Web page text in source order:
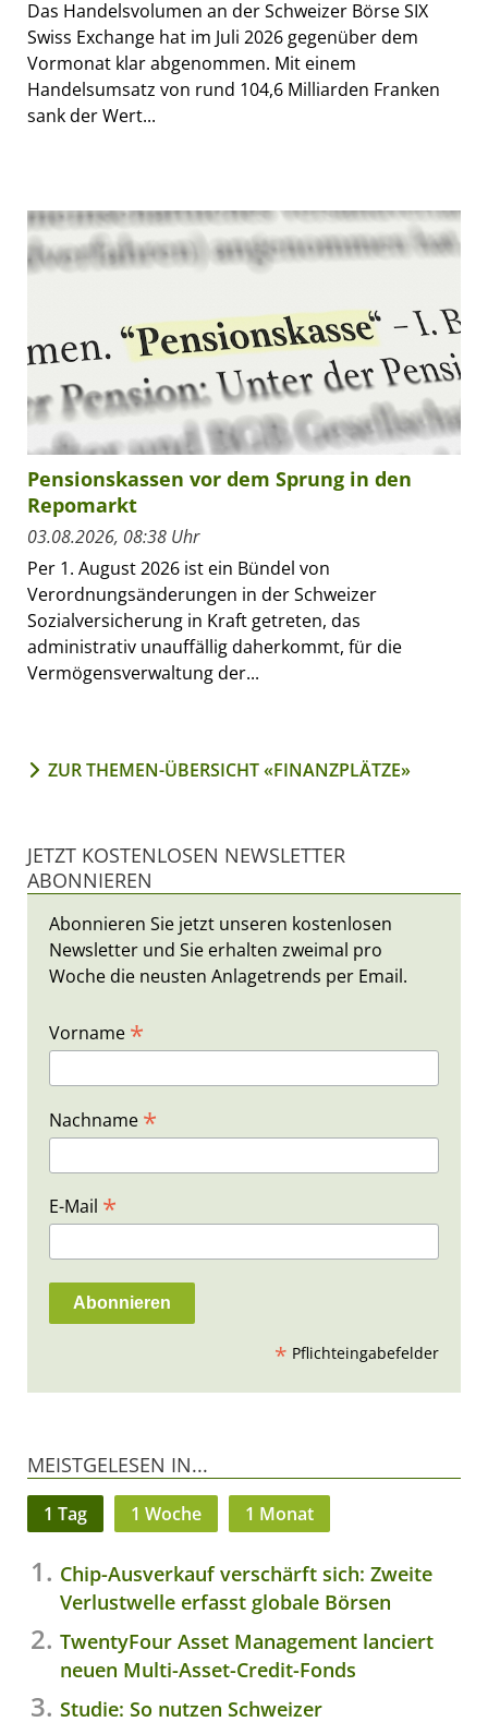
Das Handelsvolumen an der Schweizer Börse SIX
Swiss Exchange hat im Juli 2026 gegenüber dem
Vormonat klar abgenommen. Mit einem
Handelsumsatz von rund 104,6 Milliarden Franken
sank der Wert...
Pensionskassen vor dem Sprung in den
Repomarkt
03.08.2026, 08:38 Uhr
Per 1. August 2026 ist ein Bündel von
Verordnungsänderungen in der Schweizer
Sozialversicherung in Kraft getreten, das
administrativ unauffällig daherkommt, für die
Vermögensverwaltung der...
ZUR THEMEN-ÜBERSICHT «FINANZPLÄTZE»
JETZT KOSTENLOSEN NEWSLETTER
ABONNIEREN
Abonnieren Sie jetzt unseren kostenlosen
Newsletter und Sie erhalten zweimal pro
Woche die neusten Anlagetrends per Email.
Vorname *
Nachname *
E-Mail *
* Pflichteingabefelder
MEISTGELESEN IN...
1 Tag 1 Woche 1 Monat
Chip-Ausverkauf verschärft sich: Zweite
Verlustwelle erfasst globale Börsen
TwentyFour Asset Management lanciert
neuen Multi-Asset-Credit-Fonds
Studie: So nutzen Schweizer